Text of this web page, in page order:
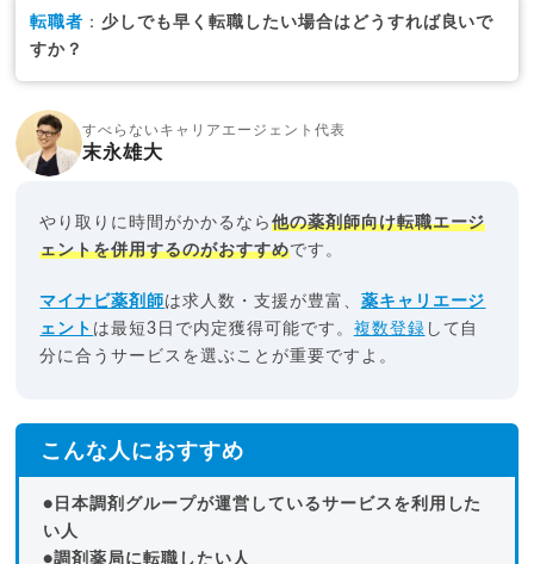
転職者 ： 少しでも早く転職したい場合はどうすれば良いで
すか？
すべらないキャリアエージェント代表
末永雄大
やり取りに時間がかかるなら 他の薬剤師向け転職エージ
ェントを併用するのがおすすめです。
マイナビ薬剤師は求人数・支援が豊富、 薬キャリエージ
ェント は最短3日で内定獲得可能です。 複数登録 して自
分に合うサービスを選ぶことが重要ですよ。
こんな人におすすめ
●日本調剤グループが運営しているサービスを利用した
い人
●調剤薬局に転職したい人